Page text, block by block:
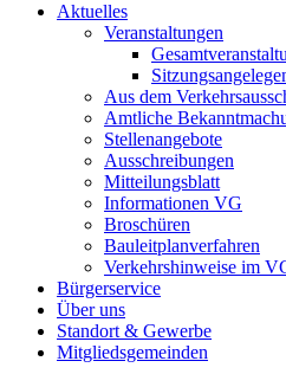
Aktuelles
Veranstaltungen
Aus dem
Amtliche
Stellenangebote
Ausschreibungen
Mitteilungsblatt
Informationen VG
Broschüren
Bauleitplanverfahren
Verkehrshinweise im
Bürgerservice
Über uns
Standort & Gewerbe
Mitgliedsgemeinden